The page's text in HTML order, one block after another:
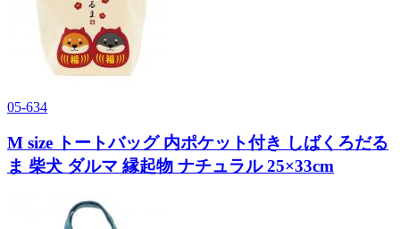
05-634
M size トートバッグ 内ポケット付き しばくろだる
ま 柴犬 ダルマ 縁起物 ナチュラル 25×33cm